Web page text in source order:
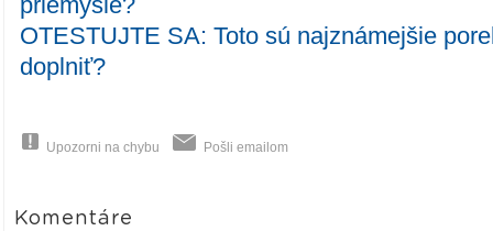
OTESTUJTE SA: Toto sú najznámejšie
doplniť?
Upozorni na chybu Pošli emailom
Komentáre